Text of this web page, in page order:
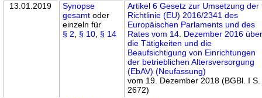
13.01.2019
Synopse
gesamt oder
einzeln für
§ 2
§ 10 § 14
Artikel 6 Gesetz zur Umsetzung der
Richtlinie (EU) 2016/2341 des
Europäischen Parlaments und des
Rates vom 14. Dezember 2016
die Tätigkeiten und die
Beaufsichtigung von Einrichtungen
der betrieblichen Altersversorgung
(EbAV) (Neufassung)
vom 19. Dezember 2018 (BGBl. I S.
2672)